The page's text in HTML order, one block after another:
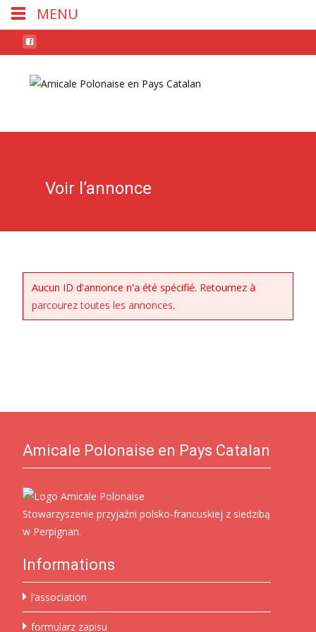
Voir l’annonce
Aucun ID d'annonce n'a été spécifié. Retournez à
parcourez toutes les annonces.
Amicale Polonaise en Pays Catalan
Stowarzyszenie przyjaźni polsko-francuskiej z siedzibą
w Perpignan.
Informations
l’association
formularz zapisu
MENU